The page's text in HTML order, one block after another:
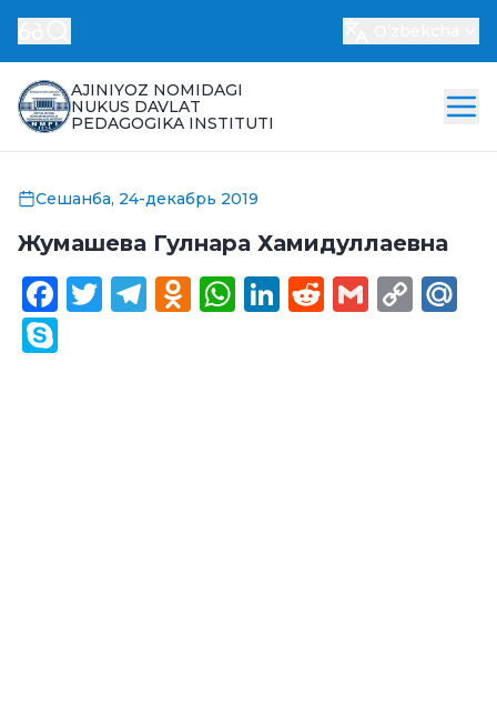
AJINIYOZ NOMIDAGI
NUKUS DAVLAT
PEDAGOGIKA INSTITUTI
Сешанба, 24-декабрь 2019
Жумашева Гулнара Хамидуллаевна
Facebook
Twitter
Telegram
Odnoklassniki
WhatsApp
LinkedIn
Reddit
Gmail